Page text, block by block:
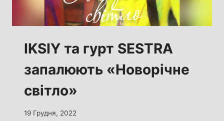
IKSIY та гурт SESTRA
запалюють «Новорічне
світло»
19 Грудня, 2022